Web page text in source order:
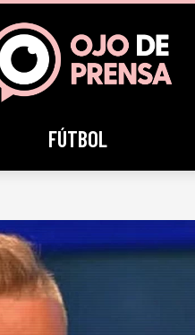
FÚTBOL